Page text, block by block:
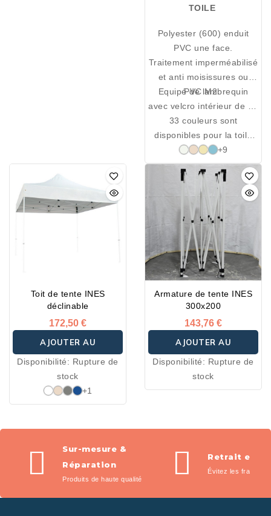
TOILE
Polyester (600) enduit
PVC une face.
Traitement imperméabilisé
et anti moisissures ou
PVC M2.
Equipé de lambrequin
avec velcro intérieur de 40
mm sur la périphérie.
33 couleurs sont
disponibles pour la toile
de tente Flash, à choisir
parmi les trente trois
couleurs de nos tissu
polyester 600.
+9
Toit de tente INES
déclinable
172,50 €
AJOUTER AU
PANIER
Disponibilité: Rupture de
stock
+1
Armature de tente INES
300x200
143,76 €
AJOUTER AU
PANIER
Disponibilité: Rupture de
stock
Sur-mesure &
Réparation
Produits de haute qualité
Retrait en
Évitez les frais de